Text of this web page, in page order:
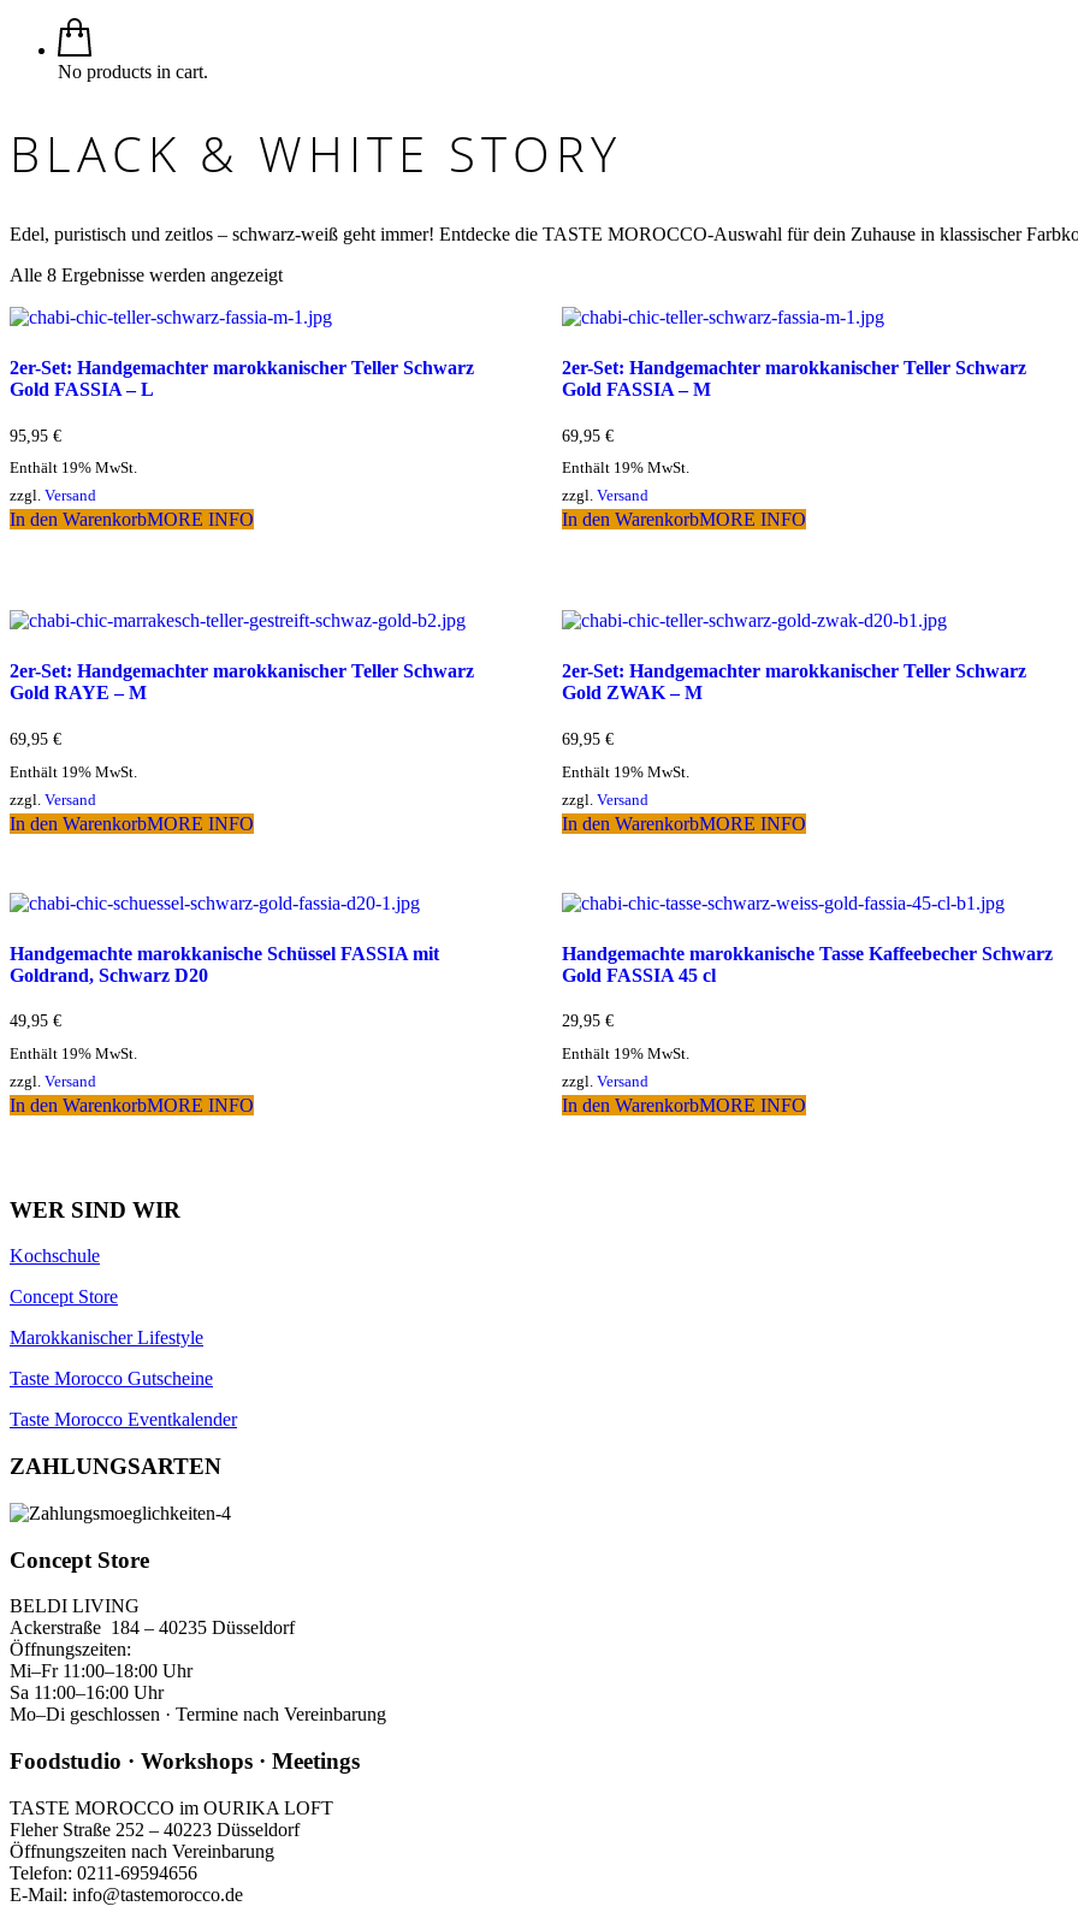
No products in cart.
BLACK & WHITE STORY
Edel, puristisch und zeitlos – schwarz-weiß geht immer! Entdecke die TASTE MOROCCO-Auswahl für dein Zuhause in klassischer
Alle 8 Ergebnisse werden angezeigt
2er-Set: Handgemachter marokkanischer Teller Schwarz
Gold FASSIA – L
95,95 €
Enthält 19% MwSt.
zzgl. Versand
In den WarenkorbMORE INFO
2er-Set: Handgemachter marokkanischer Teller Schwarz
Gold FASSIA – M
69,95 €
Enthält 19% MwSt.
zzgl. Versand
In den WarenkorbMORE INFO
2er-Set: Handgemachter marokkanischer Teller Schwarz
Gold RAYE – M
69,95 €
Enthält 19% MwSt.
zzgl. Versand
In den WarenkorbMORE INFO
2er-Set: Handgemachter marokkanischer Teller Schwarz
Gold ZWAK – M
69,95 €
Enthält 19% MwSt.
zzgl. Versand
In den WarenkorbMORE INFO
Handgemachte marokkanische Schüssel FASSIA mit
Goldrand, Schwarz D20
49,95 €
Enthält 19% MwSt.
zzgl. Versand
In den WarenkorbMORE INFO
Handgemachte marokkanische Tasse Kaffeebecher Schwarz
Gold FASSIA 45 cl
29,95 €
Enthält 19% MwSt.
zzgl. Versand
In den WarenkorbMORE INFO
WER SIND WIR
Kochschule
Concept Store
Marokkanischer Lifestyle
Taste Morocco Gutscheine
Taste Morocco Eventkalender
ZAHLUNGSARTEN
Concept Store
BELDI LIVING
Ackerstraße 184 – 40235 Düsseldorf
Öffnungszeiten:
Mi–Fr 11:00–18:00 Uhr
Sa 11:00–16:00 Uhr
Mo–Di geschlossen · Termine nach Vereinbarung
Foodstudio · Workshops · Meetings
TASTE MOROCCO im OURIKA LOFT
Fleher Straße 252 – 40223 Düsseldorf
Öffnungszeiten nach Vereinbarung
Telefon: 0211-69594656
E-Mail: info@tastemorocco.de